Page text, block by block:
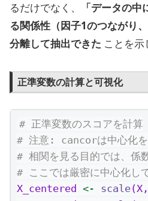
るだけでなく、
「データの
る関係性（因子1のつながり
分離して抽出できた ことを示
正準変数の計算と可視化
# 正準変数のスコアを計算
# 注意: cancorは中心化を
# 相関を見る目的では、係
# ここでは厳密に中心化し
X_centered <- scale(X,